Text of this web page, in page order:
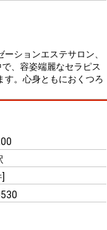
ションエステサロン、
、容姿端麗なセラピス
す。心身ともにおくつろ